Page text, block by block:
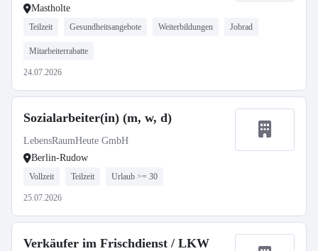
Mastholte
Teilzeit Gesundheitsangebote Weiterbildungen Jobrad
Mitarbeiterrabatte
24.07.2026
Sozialarbeiter(in) (m, w, d)
LebensRaumHeute GmbH
Berlin-Rudow
Vollzeit Teilzeit Urlaub >= 30
25.07.2026
Verkäufer im Frischdienst / LKW